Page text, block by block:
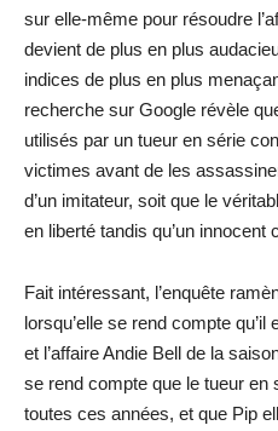
sur elle-même pour résoudre
devient de plus en plus
indices de plus en plus
recherche sur Google révèle
utilisés par un tueur en série
victimes avant de les
d’un imitateur, soit que le
en liberté tandis qu’un innocent
Fait intéressant, l’enquête
lorsqu’elle se rend compte
et l’affaire Andie Bell de la
se rend compte que le tueur en
toutes ces années, et que Pip